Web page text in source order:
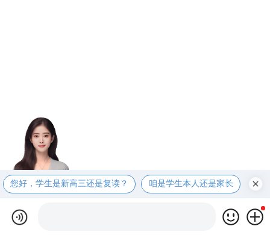
您好，学生是新高三还是复读？ 咱是学生本人还是家长 咱